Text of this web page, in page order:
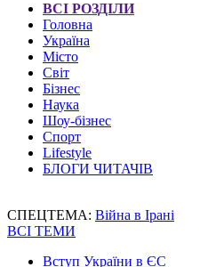
ВСІ РОЗДІЛИ
Головна
Україна
Місто
Світ
Бізнес
Наука
Шоу-бізнес
Спорт
Lifestyle
БЛОГИ ЧИТАЧІВ
СПЕЦТЕМА: Війна в Ірані
ВСІ ТЕМИ
Вступ України в ЄС